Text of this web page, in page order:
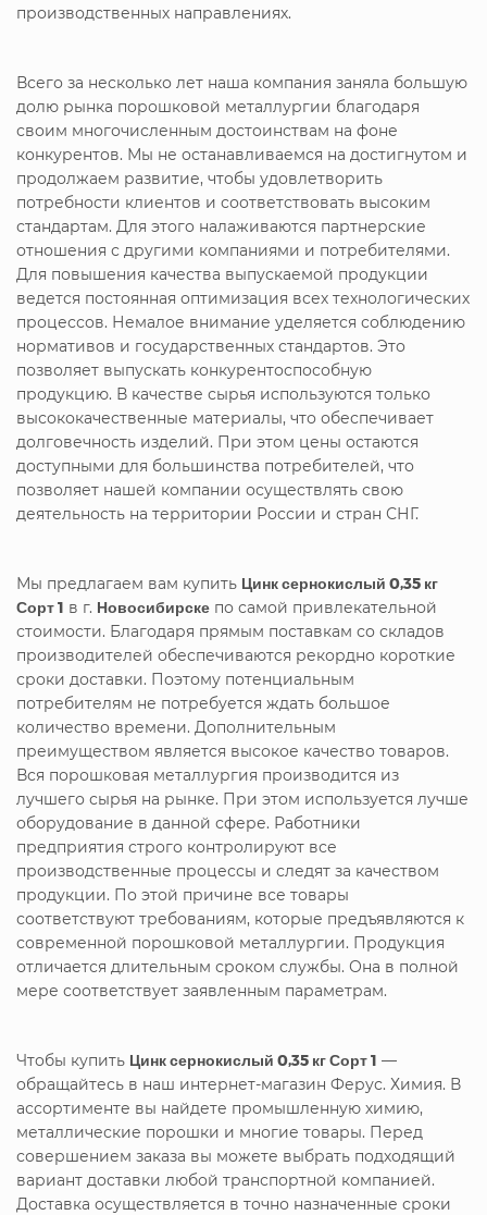
производственных направлениях.
Всего за несколько лет наша компания заняла большую
долю рынка порошковой металлургии благодаря
своим многочисленным достоинствам на фоне
конкурентов. Мы не останавливаемся на достигнутом и
продолжаем развитие, чтобы удовлетворить
потребности клиентов и соответствовать высоким
стандартам. Для этого налаживаются партнерские
отношения с другими компаниями и потребителями.
Для повышения качества выпускаемой продукции
ведется постоянная оптимизация всех технологических
процессов. Немалое внимание уделяется соблюдению
нормативов и государственных стандартов. Это
позволяет выпускать конкурентоспособную
продукцию. В качестве сырья используются только
высококачественные материалы, что обеспечивает
долговечность изделий. При этом цены остаются
доступными для большинства потребителей, что
позволяет нашей компании осуществлять свою
деятельность на территории России и стран СНГ.
Мы предлагаем вам купить Цинк сернокислый 0,35 кг
Сорт 1 в г. Новосибирске по самой привлекательной
стоимости. Благодаря прямым поставкам со складов
производителей обеспечиваются рекордно короткие
сроки доставки. Поэтому потенциальным
потребителям не потребуется ждать большое
количество времени. Дополнительным
преимуществом является высокое качество товаров.
Вся порошковая металлургия производится из
лучшего сырья на рынке. При этом используется лучше
оборудование в данной сфере. Работники
предприятия строго контролируют все
производственные процессы и следят за качеством
продукции. По этой причине все товары
соответствуют требованиям, которые предъявляются к
современной порошковой металлургии. Продукция
отличается длительным сроком службы. Она в полной
мере соответствует заявленным параметрам.
Чтобы купить Цинк сернокислый 0,35 кг Сорт 1 —
обращайтесь в наш интернет-магазин Ферус. Химия. В
ассортименте вы найдете промышленную химию,
металлические порошки и многие товары. Перед
совершением заказа вы можете выбрать подходящий
вариант доставки любой транспортной компанией.
Доставка осуществляется в точно назначенные сроки